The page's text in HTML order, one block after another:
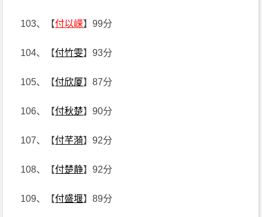
103、【付以嵘】99分
104、【付竹雯】93分
105、【付欣厦】87分
106、【付秋楚】90分
107、【付芊漪】92分
108、【付楚静】92分
109、【付盛堰】89分